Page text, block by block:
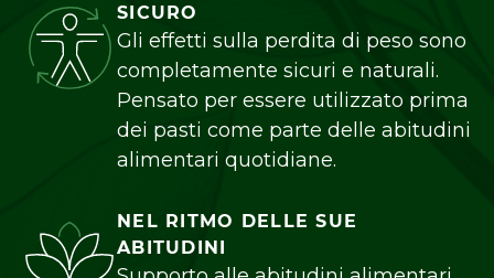
SICURO
Gli effetti sulla perdita di peso sono
completamente sicuri e naturali.
Pensato per essere utilizzato prima
dei pasti come parte delle abitudini
alimentari quotidiane.
NEL RITMO DELLE SUE
ABITUDINI